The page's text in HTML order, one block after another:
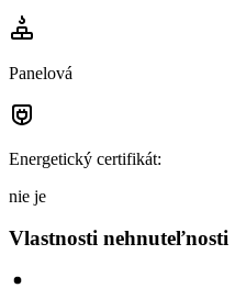
Panelová
Energetický certifikát:
nie je
Vlastnosti nehnuteľnosti